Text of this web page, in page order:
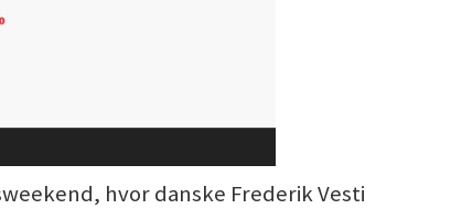
hvor danske Frederik Vesti